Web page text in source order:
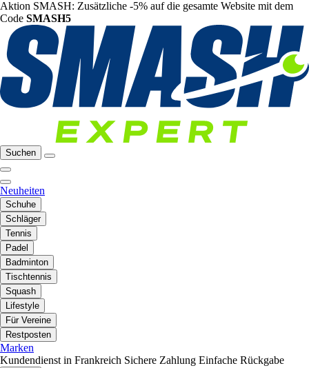
Aktion SMASH: Zusätzliche -5% auf die gesamte Website mit dem
Code SMASH5
Suchen
Neuheiten
Schuhe
Schläger
Tennis
Padel
Badminton
Tischtennis
Squash
Lifestyle
Für Vereine
Restposten
Marken
Kundendienst in Frankreich Sichere Zahlung Einfache Rückgabe